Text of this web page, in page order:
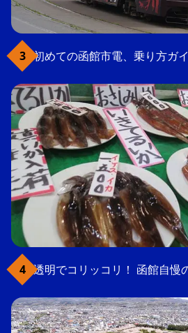
初めての函館市電、乗り方ガ
透明でコリッコリ！ 函館自慢